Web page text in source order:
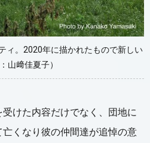
ィ。2020年に描かれたもので新しい
山﨑佳夏子）
けた内容だけでなく、団地に
くなり彼の仲間達が追悼の意